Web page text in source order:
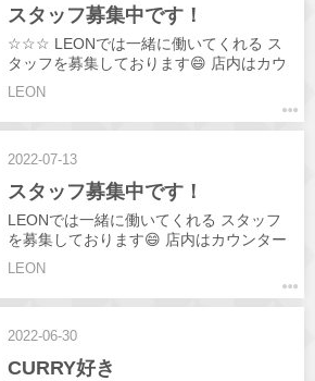
スタッフ募集中です！
☆☆☆ LEONでは一緒に働いてくれる ス
タッフを募集しております😄 店内はカウ
ンターのみの 対面接客です♪ お酒は飲め
なくてもOK❗ 週1日程度でもOK❗ 短時間
の勤務でもOKです♪ 詳しくは 求人ペー
わせください♪ #高松#飲み屋 #ガールズ
バー #キャバ #時短明け #girlsbar #BAR
#レオン#LEON #スタッフ募集 #高松求
人 #古馬場町求人 #古馬場 #スタッフ募
集中 #朝までやってます #シャンパン #
学生歓迎 #掛け持ちok #高松ナイトワー
ク
LEON
2022-07-13
スタッフ募集中です！
LEONでは一緒に働いてくれる スタッフ
を募集しております😄 店内はカウンター
のみの 対面接客です♪ お酒は飲めなくて
もOK❗ 週1日程度でもOK❗ 短時間の勤務
でもOKです♪ 詳しくは DM までお気軽に
ガールズバー #キャバ #時短明け
#girlsbar #BAR #レオン#LEON #スタッ
フ募集 #高松求人 #古馬場町求人 #古馬
LEON
2022-06-30
CURRY好き